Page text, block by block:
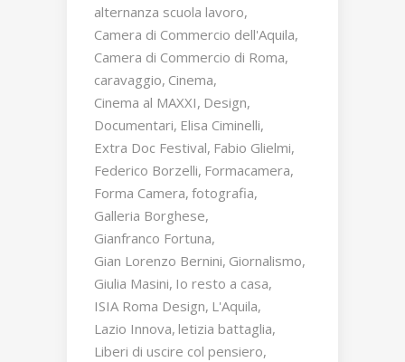
alternanza scuola lavoro
Camera di Commercio dell'Aquila
Camera di Commercio di Roma
caravaggio Cinema
Cinema al MAXXI Design
Documentari Elisa Ciminelli
Extra Doc Festival Fabio Glielmi
Federico Borzelli Formacamera
Forma Camera fotografia
Galleria Borghese
Gianfranco Fortuna
Gian Lorenzo Bernini Giornalismo
Giulia Masini Io resto a casa
ISIA Roma Design L'Aquila
Lazio Innova letizia battaglia
Liberi di uscire col pensiero